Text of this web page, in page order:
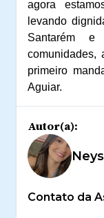
agora
levando
Santarém e
comunidades,
primeiro
Aguiar.
Autor(a):
Contato da